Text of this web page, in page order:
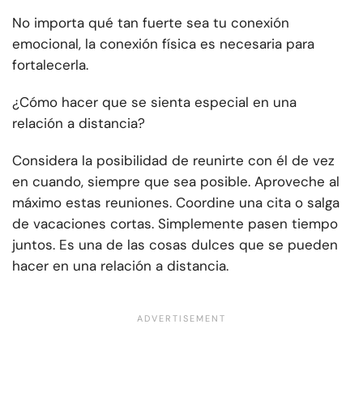
No importa qué tan fuerte sea tu conexión
emocional, la conexión física es necesaria para
fortalecerla.
¿Cómo hacer que se sienta especial en una
relación a distancia?
Considera la posibilidad de reunirte con él de vez
en cuando, siempre que sea posible. Aproveche al
máximo estas reuniones. Coordine una cita o salga
de vacaciones cortas. Simplemente pasen tiempo
juntos. Es una de las cosas dulces que se pueden
hacer en una relación a distancia.